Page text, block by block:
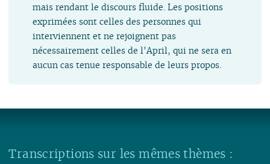
mais rendant le discours fluide. Les positions
exprimées sont celles des personnes qui
interviennent et ne rejoignent pas
nécessairement celles de l'April, qui ne sera en
aucun cas tenue responsable de leurs propos.
Transcriptions sur les mêmes thèmes :